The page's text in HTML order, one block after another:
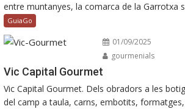
entre muntanyes, la comarca de la Garrotxa
GuiaGo
01/09/2025
gourmenials
Vic Capital Gourmet
Vic Capital Gourmet. Dels obradors a les
del camp a taula, carns, embotits, formatges,